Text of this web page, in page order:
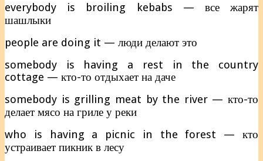
everybody is broiling kebabs — все жарят
шашлыки
people are doing it — люди делают это
somebody is having a rest in the country
cottage — кто-то отдыхает на даче
somebody is grilling meat by the river — кто-то
делает мясо на гриле у реки
who is having a picnic in the forest — кто
устраивает пикник в лесу